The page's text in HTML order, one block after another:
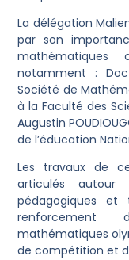
La délégation
par son
notamment :
Société de
à la Faculté des
Augustin
de l’éducation
Les travaux de
articulés autour
pédagogiques et
mathématiques
de compétition et